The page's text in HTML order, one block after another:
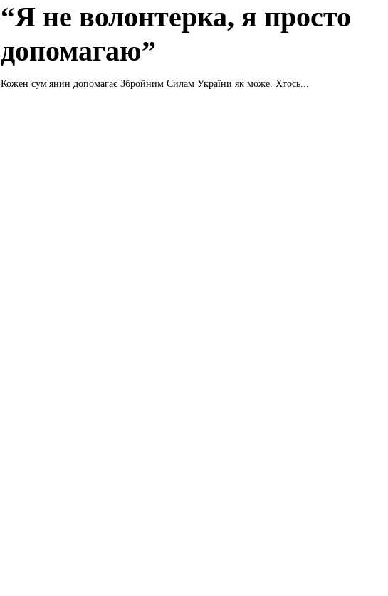
“Я не волонтерка, я просто
допомагаю”
Кожен сум'янин допомагає Збройним Силам України як може. Хтось...